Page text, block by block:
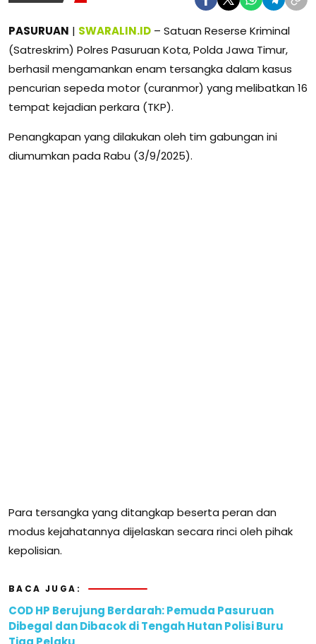
PASURUAN | SWARALIN.ID – Satuan Reserse Kriminal
(Satreskrim) Polres Pasuruan Kota, Polda Jawa Timur,
berhasil mengamankan enam tersangka dalam kasus
pencurian sepeda motor (curanmor) yang melibatkan 16
tempat kejadian perkara (TKP).
Penangkapan yang dilakukan oleh tim gabungan ini
diumumkan pada Rabu (3/9/2025).
Para tersangka yang ditangkap beserta peran dan
modus kejahatannya dijelaskan secara rinci oleh pihak
kepolisian.
BACA JUGA:
COD HP Berujung Berdarah: Pemuda Pasuruan
Dibegal dan Dibacok di Tengah Hutan Polisi Buru